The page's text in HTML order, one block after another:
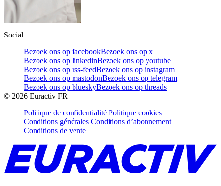
Social
Bezoek ons op facebookBezoek ons op x
Bezoek ons op linkedinBezoek ons op youtube
Bezoek ons op rss-feedBezoek ons op instagram
Bezoek ons op mastodonBezoek ons op telegram
Bezoek ons op blueskyBezoek ons op threads
© 2026 Euractiv FR
Politique de confidentialité Politique cookies
Conditions générales Conditions d’abonnement
Conditions de vente